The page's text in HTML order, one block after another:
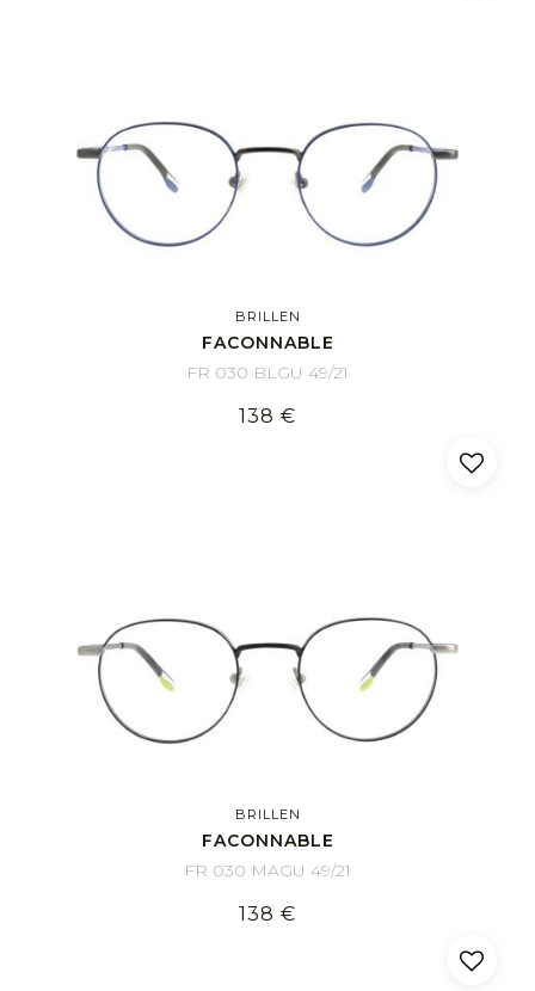
BRILLEN
FACONNABLE
FR 030 BLGU 49/21
138 €
BRILLEN
FACONNABLE
FR 030 MAGU 49/21
138 €